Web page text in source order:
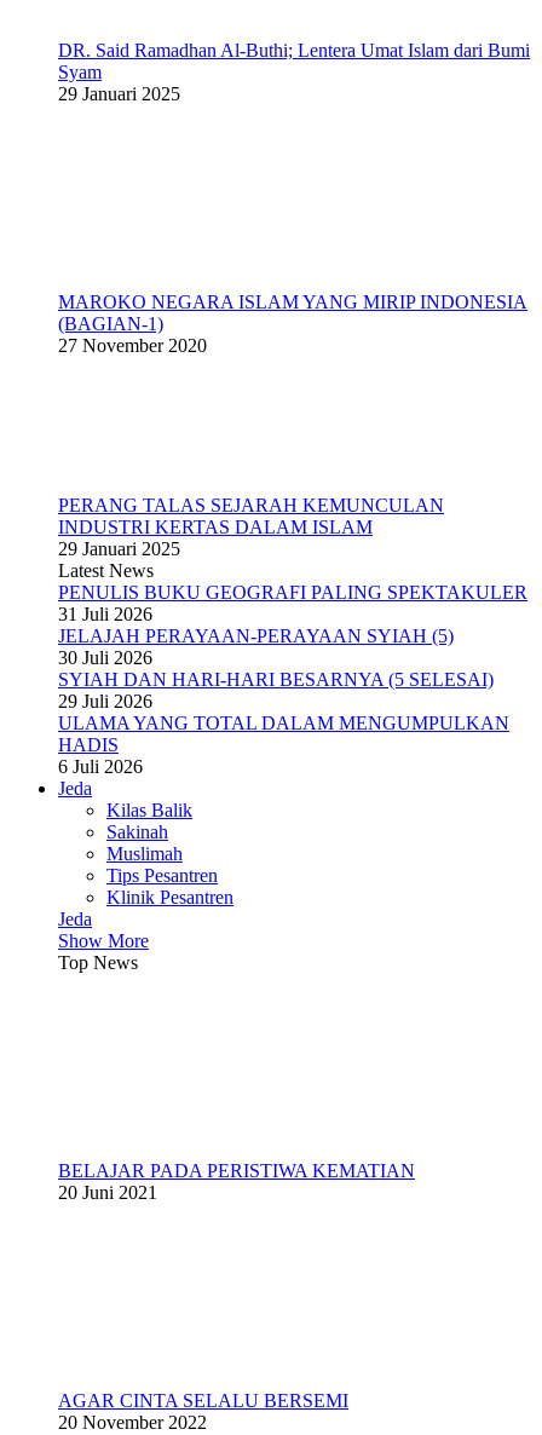
DR. Said Ramadhan Al-Buthi; Lentera Umat Islam dari Bumi
Syam
29 Januari 2025
MAROKO NEGARA ISLAM YANG MIRIP INDONESIA
(BAGIAN-1)
27 November 2020
PERANG TALAS SEJARAH KEMUNCULAN
INDUSTRI KERTAS DALAM ISLAM
29 Januari 2025
Latest News
PENULIS BUKU GEOGRAFI PALING SPEKTAKULER
31 Juli 2026
JELAJAH PERAYAAN-PERAYAAN SYIAH (5)
30 Juli 2026
SYIAH DAN HARI-HARI BESARNYA (5 SELESAI)
29 Juli 2026
ULAMA YANG TOTAL DALAM MENGUMPULKAN
HADIS
6 Juli 2026
Jeda
Kilas Balik
Sakinah
Muslimah
Tips Pesantren
Klinik Pesantren
Jeda
Show More
Top News
BELAJAR PADA PERISTIWA KEMATIAN
20 Juni 2021
AGAR CINTA SELALU BERSEMI
20 November 2022